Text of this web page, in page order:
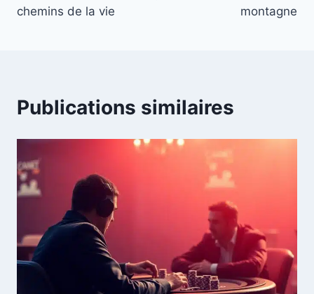
l’article
chemins de la vie
montagne
Publications similaires